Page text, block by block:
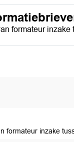
formateur inzake
formateur inzake